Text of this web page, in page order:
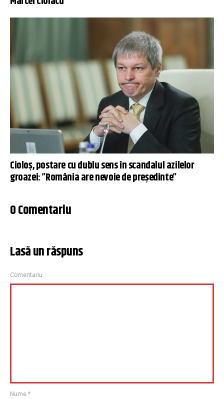
Cioloș, postare cu dublu sens în scandalul azilelor
groazei: ”România are nevoie de președinte”
0 Comentariu
Lasă un răspuns
Comentariu
Nume *